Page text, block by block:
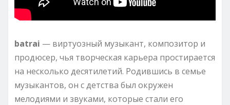
batrai — виртуозный музыкант, композитор и
продюсер, чья творческая карьера простирается
на несколько десятилетий. Родившись в семье
музыкантов, он с детства был окружен
мелодиями и звуками, которые стали его